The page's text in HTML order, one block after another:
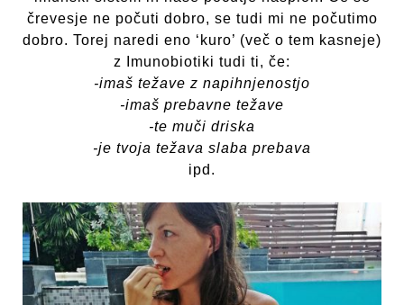
črevesje ne počuti dobro, se tudi mi ne počutimo
dobro. Torej naredi eno ‘kuro’ (več o tem kasneje)
z Imunobiotiki tudi ti, če:
-imaš težave z napihnjenostjo
-imaš prebavne težave
-te muči driska
-je tvoja težava slaba prebava
ipd.